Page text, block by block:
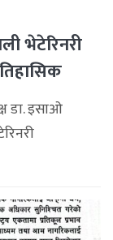
भेटेरिनरी
डा. इसाओ
पुर्‍याउँदै